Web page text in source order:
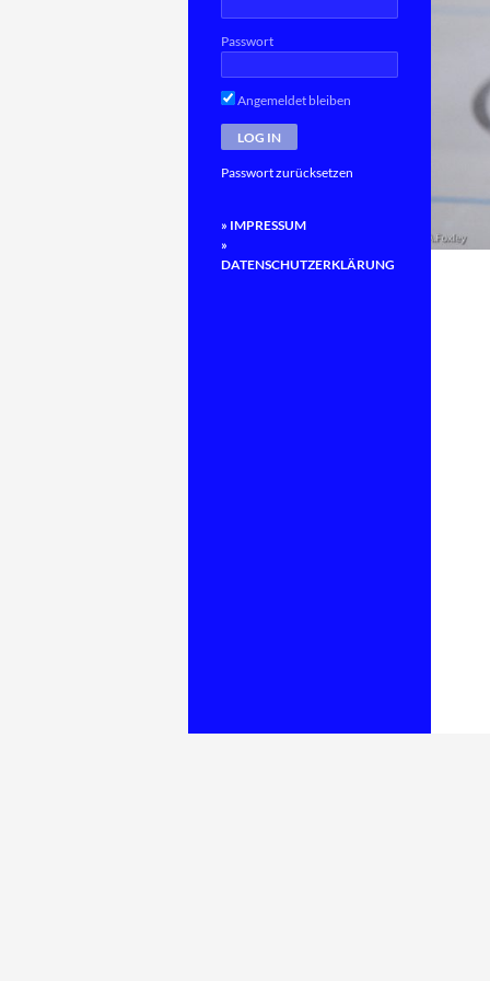
Passwort
Angemeldet bleiben
Passwort zurücksetzen
» IMPRESSUM
»
DATENSCHUTZERKLÄRUNG